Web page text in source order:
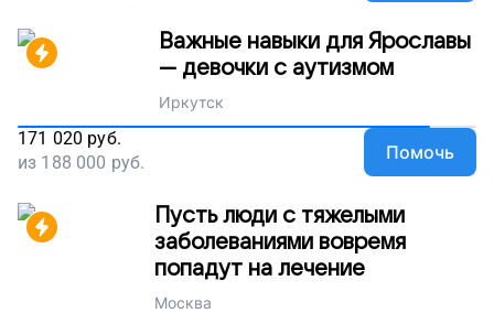
Важные навыки для Ярославы
— девочки с аутизмом
Иркутск
171 020 руб.
из 188 000 руб. Помочь
Пусть люди с тяжелыми
заболеваниями вовремя
попадут на лечение
Москва